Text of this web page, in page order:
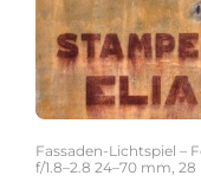
Fassaden-Lichtspiel –
f/1.8–2.8 24–70 mm, 28